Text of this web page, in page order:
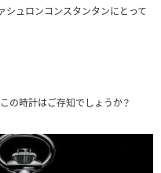
シュロンコンスタンタンにとって
の時計はご存知でしょうか？